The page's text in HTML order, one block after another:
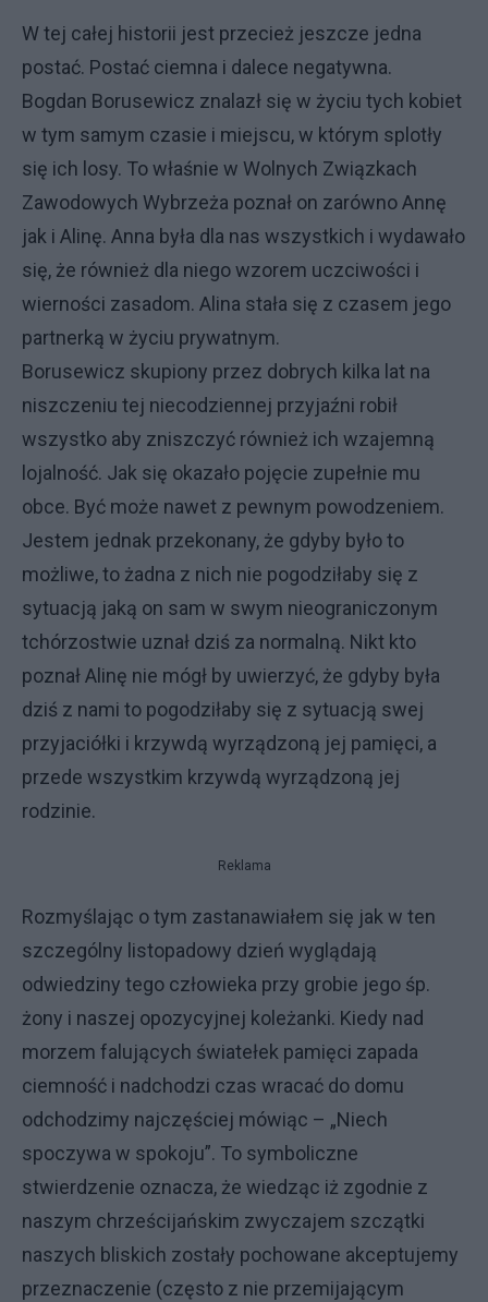
W tej całej historii jest przecież jeszcze jedna
postać. Postać ciemna i dalece negatywna.
Bogdan Borusewicz znalazł się w życiu tych kobiet
w tym samym czasie i miejscu, w którym splotły
się ich losy. To właśnie w Wolnych Związkach
Zawodowych Wybrzeża poznał on zarówno Annę
jak i Alinę. Anna była dla nas wszystkich i wydawało
się, że również dla niego wzorem uczciwości i
wierności zasadom. Alina stała się z czasem jego
partnerką w życiu prywatnym.
Borusewicz skupiony przez dobrych kilka lat na
niszczeniu tej niecodziennej przyjaźni robił
wszystko aby zniszczyć również ich wzajemną
lojalność. Jak się okazało pojęcie zupełnie mu
obce. Być może nawet z pewnym powodzeniem.
Jestem jednak przekonany, że gdyby było to
możliwe, to żadna z nich nie pogodziłaby się z
sytuacją jaką on sam w swym nieograniczonym
tchórzostwie uznał dziś za normalną. Nikt kto
poznał Alinę nie mógł by uwierzyć, że gdyby była
dziś z nami to pogodziłaby się z sytuacją swej
przyjaciółki i krzywdą wyrządzoną jej pamięci, a
przede wszystkim krzywdą wyrządzoną jej
rodzinie.
Reklama
Rozmyślając o tym zastanawiałem się jak w ten
szczególny listopadowy dzień wyglądają
odwiedziny tego człowieka przy grobie jego śp.
żony i naszej opozycyjnej koleżanki. Kiedy nad
morzem falujących światełek pamięci zapada
ciemność i nadchodzi czas wracać do domu
odchodzimy najczęściej mówiąc – „Niech
spoczywa w spokoju”. To symboliczne
stwierdzenie oznacza, że wiedząc iż zgodnie z
naszym chrześcijańskim zwyczajem szczątki
naszych bliskich zostały pochowane akceptujemy
przeznaczenie (często z nie przemijającym